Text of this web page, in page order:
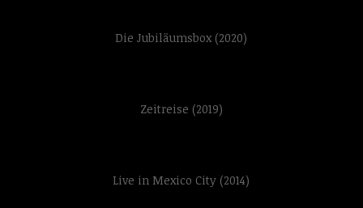
Die Jubiläumsbox (2020)
Zeitreise (2019)
Live in Mexico City (2014)